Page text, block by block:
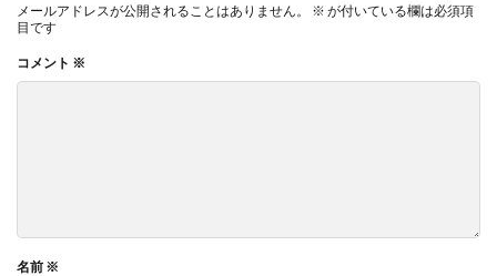
メールアドレスが公開されることはありません。 ※ が付いている欄は必須項
目です
コメント ※
名前 ※